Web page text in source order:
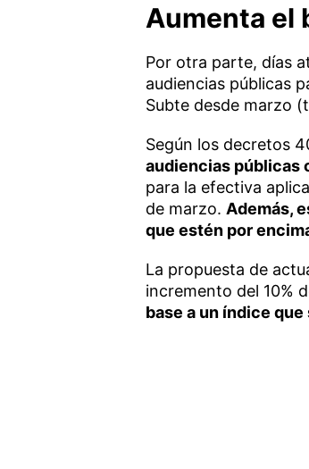
Aumenta el
Por otra parte, días
audiencias públicas
Subte desde marzo
Según los decretos
audiencias públicas
para la efectiva
de marzo. Además,
que estén por
La propuesta de
incremento del 10%
base a un índice